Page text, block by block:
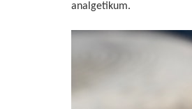
analgetikum.